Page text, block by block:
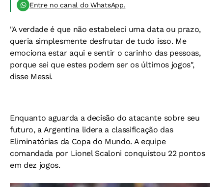
Entre no canal do WhatsApp.
"A verdade é que não estabeleci uma data ou prazo,
queria simplesmente desfrutar de tudo isso. Me
emociona estar aqui e sentir o carinho das pessoas,
porque sei que estes podem ser os últimos jogos",
disse Messi.
Enquanto aguarda a decisão do atacante sobre seu
futuro, a Argentina lidera a classificação das
Eliminatórias da Copa do Mundo. A equipe
comandada por Lionel Scaloni conquistou 22 pontos
em dez jogos.